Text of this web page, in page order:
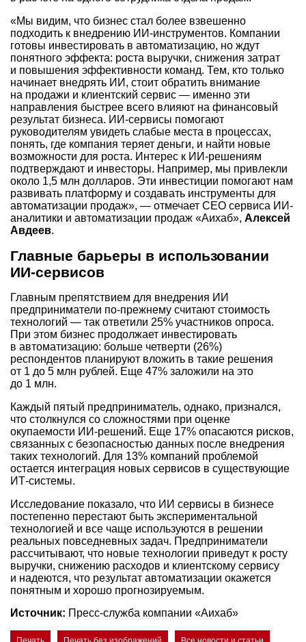
«Мы видим, что бизнес стал более взвешенно
подходить к внедрению ИИ-инструментов. Компании
готовы инвестировать в автоматизацию, но ждут
понятного эффекта: роста выручки, снижения затрат
и повышения эффективности команд. Тем, кто только
начинает внедрять ИИ, стоит обратить внимание
на продажи и клиентский сервис — именно эти
направления быстрее всего влияют на финансовый
результат бизнеса. ИИ-сервисы помогают
руководителям увидеть слабые места в процессах,
понять, где компания теряет деньги, и найти новые
возможности для роста. Интерес к ИИ-решениям
подтверждают и инвесторы. Например, мы привлекли
около 1,5 млн долларов. Эти инвестиции помогают нам
развивать платформу и создавать инструменты для
автоматизации продаж», — отмечает СЕО сервиса ИИ-
аналитики и автоматизации продаж «Аихаб», Алексей
Авдеев.
Главные барьеры в использовании
ИИ-сервисов
Главным препятствием для внедрения ИИ
предприниматели по-прежнему считают стоимость
технологий — так ответили 25% участников опроса.
При этом бизнес продолжает инвестировать
в автоматизацию: больше четверти (26%)
респондентов планируют вложить в такие решения
от 1 до 5 млн рублей. Еще 47% заложили на это
до 1 млн.
Каждый пятый предприниматель, однако, признался,
что столкнулся со сложностями при оценке
окупаемости ИИ-решений. Еще 17% опасаются рисков,
связанных с безопасностью данных после внедрения
таких технологий. Для 13% компаний проблемой
остается интеграция новых сервисов в существующие
ИТ-системы.
Исследование показало, что ИИ сервисы в бизнесе
постепенно перестают быть экспериментальной
технологией и все чаще используются в решении
реальных повседневных задач. Предприниматели
рассчитывают, что новые технологии приведут к росту
выручки, снижению расходов и клиентскому сервису
и надеются, что результат автоматизации окажется
понятным и хорошо прогнозируемым.
Источник: Пресс-служба компании «Аихаб»